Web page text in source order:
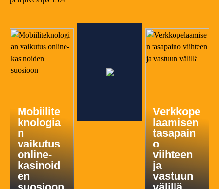
Mobiilite
knologia
n
vaikutus
online-
kasinoid
en
Verkkope
laamisen
tasapain
o
viihteen
ja
vastuun